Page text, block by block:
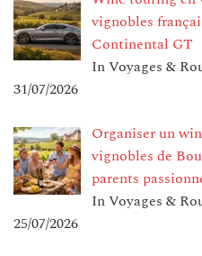
vignobles
Continental GT
In Voyages &
31/07/2026
Organiser un
vignobles de
parents
In Voyages &
25/07/2026